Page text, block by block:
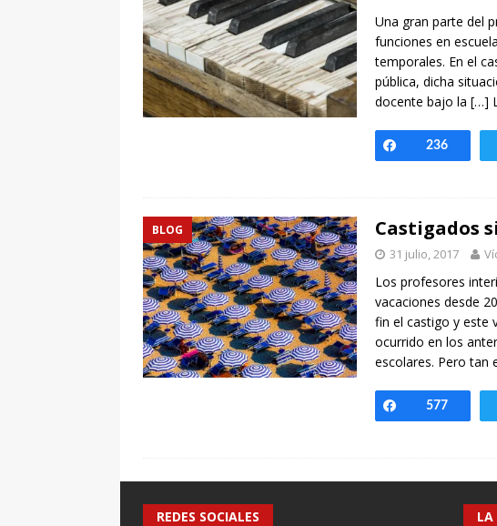
[ 7 enero, 2025 ]
Imaginar otros mundos
Primaria Prof. Heliodoro Ruiz Castillo
Una gran parte del
funciones en
temporales. En el
pública, dicha
docente bajo la […]
Compartir
236
BLOG Castigados
31 julio, 2017
Los profesores
vacaciones desde
fin el castigo y este
ocurrido en los
escolares. Pero tan
Compartir
577
REDES SOCIALES LA